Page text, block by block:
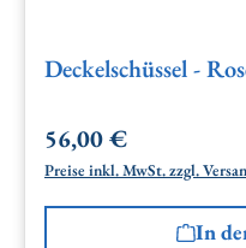
Deckelschüssel -
Regulärer Preis:
56,00 €
Preise inkl. MwSt. zzgl.
In